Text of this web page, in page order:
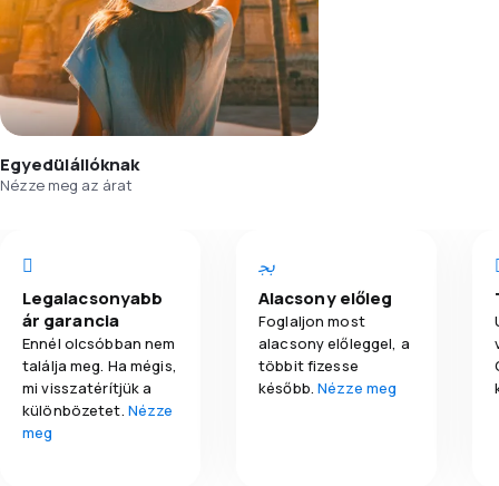
Egyedülállóknak
Nézze meg az árat
Legalacsonyabb
ár garancia
Ennél olcsóbban nem
találja meg. Ha mégis,
mi visszatérítjük a
különbözetet. Nézze
meg
Alacsony előleg
Foglaljon most
alacsony előleggel, a
többit fizesse
később.Nézze meg